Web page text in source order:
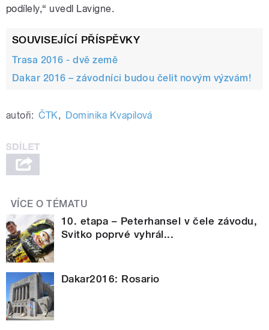
podílely,“ uvedl Lavigne.
SOUVISEJÍCÍ PŘÍSPĚVKY
Trasa 2016 - dvě země
Dakar 2016 – závodníci budou čelit novým výzvám!
autoři: ČTK, Dominika Kvapilová
VÍCE O TÉMATU
10. etapa – Peterhansel v čele závodu,
Svitko poprvé vyhrál...
Dakar2016: Rosario